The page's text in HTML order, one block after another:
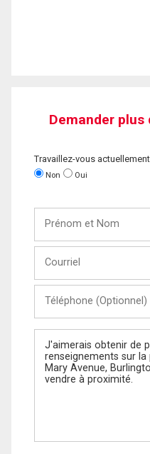
Demander
Travaillez-vous
Non Oui
Nom
(Optionnel)
Message